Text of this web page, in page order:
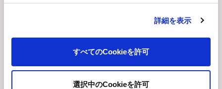
詳細を表示
すべてのCookieを許可
選択中のCookieを許可
1①
原則
サステナビリティに関する取組みについての基本的な方